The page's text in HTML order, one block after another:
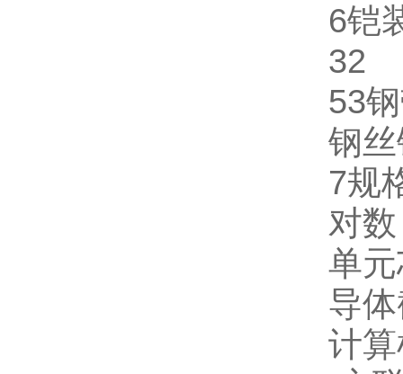
6铠
32
53
钢
7规
对
单
导
计